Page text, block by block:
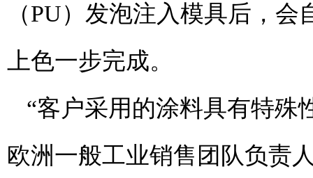
（PU）发泡注入模具后，
上色一步完成。
“客户采用的涂料具有特
欧洲一般工业销售团队负责